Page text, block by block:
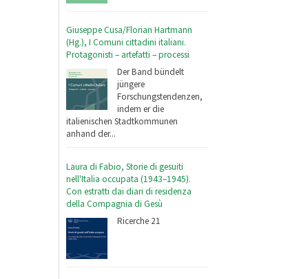
Giuseppe Cusa/Florian Hartmann
(Hg.), I Comuni cittadini italiani.
Protagonisti – artefatti – processi
Der Band bündelt
jüngere
Forschungstendenzen,
indem er die
italienischen Stadtkommunen
anhand der...
Laura di Fabio, Storie di gesuiti
nell'Italia occupata (1943–1945).
Con estratti dai diari di residenza
della Compagnia di Gesù
Ricerche 21